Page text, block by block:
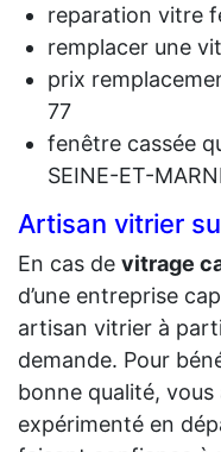
reparation vitre
remplacer une
prix
77
fenêtre cassée
SEINE-ET-
Artisan vitrier
En cas de vitrage
d’une entreprise
artisan vitrier à
demande. Pour
bonne qualité, vous
expérimenté en